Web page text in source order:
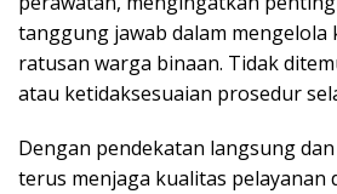
tanggung jawab dalam
ratusan warga binaan. Tidak
atau ketidaksesuaian prosedur
Dengan pendekatan langsung
terus menjaga kualitas pelayanan